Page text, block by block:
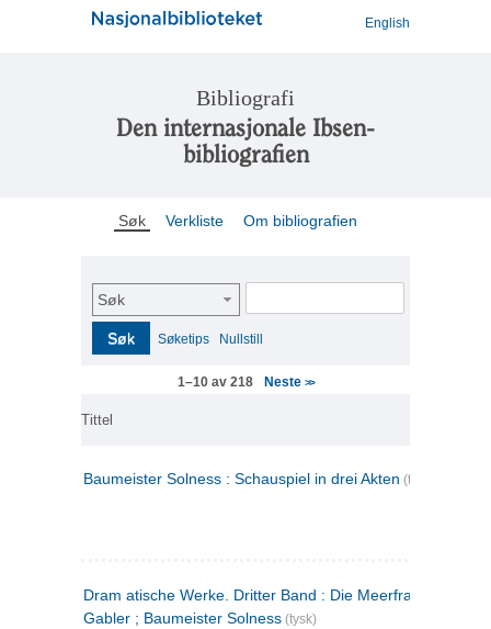
English
Bibliografi
Den internasjonale Ibsen-
bibliografien
Søk Verkliste Om bibliografien
Søk
Søk Søketips Nullstill
1–10 av 218 Neste >>
Tittel
Baumeister Solness : Schauspiel in drei Akten (tysk)
Dram atische Werke. Dritter Band : Die Meerfrau ; Hedda
Gabler ; Baumeister Solness (tysk)